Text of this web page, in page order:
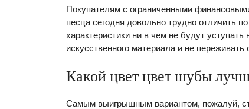
Покупателям с ограниченными
песца сегодня довольно трудно отличить
характеристики ни в чем не будут
искусственного материала и не
Какой цвет цвет шубы
Самым выигрышным вариантом, пожалуй,